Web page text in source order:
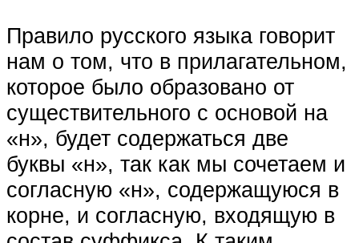
Правило русского языка говорит
нам о том, что в прилагательном,
которое было образовано от
существительного с основой на
«н», будет содержаться две
буквы «н», так как мы сочетаем и
согласную «н», содержащуюся в
корне, и согласную, входящую в